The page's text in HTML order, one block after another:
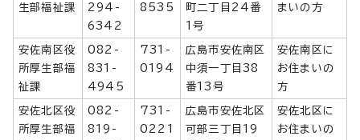
生部福祉課
294-
6342
8535
町二丁目24番
1号
まいの方
安佐南区役
所厚生部福
祉課
082-
831-
4945
731-
0194
広島市安佐南区
中須一丁目38
番13号
安佐南区に
お住まいの
方
安佐北区役
所厚生部福
082-
819-
731-
0221
広島市安佐北区
可部三丁目19
安佐北区に
お住まいの